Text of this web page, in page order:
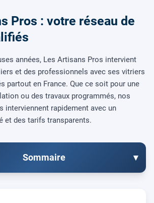
Pros : votre réseau de
années, Les Artisans Pros intervient
et des professionnels avec ses vitriers
partout en France. Que ce soit pour une
ou des travaux programmés, nos
interviennent rapidement avec un
et des tarifs transparents.
Sommaire ▾